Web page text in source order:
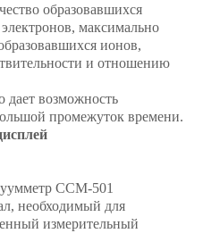
образовавшихся
максимально
ионов,
и отношению
дает возможность
промежуток времени.
CCM-501
необходимый для
измерительный